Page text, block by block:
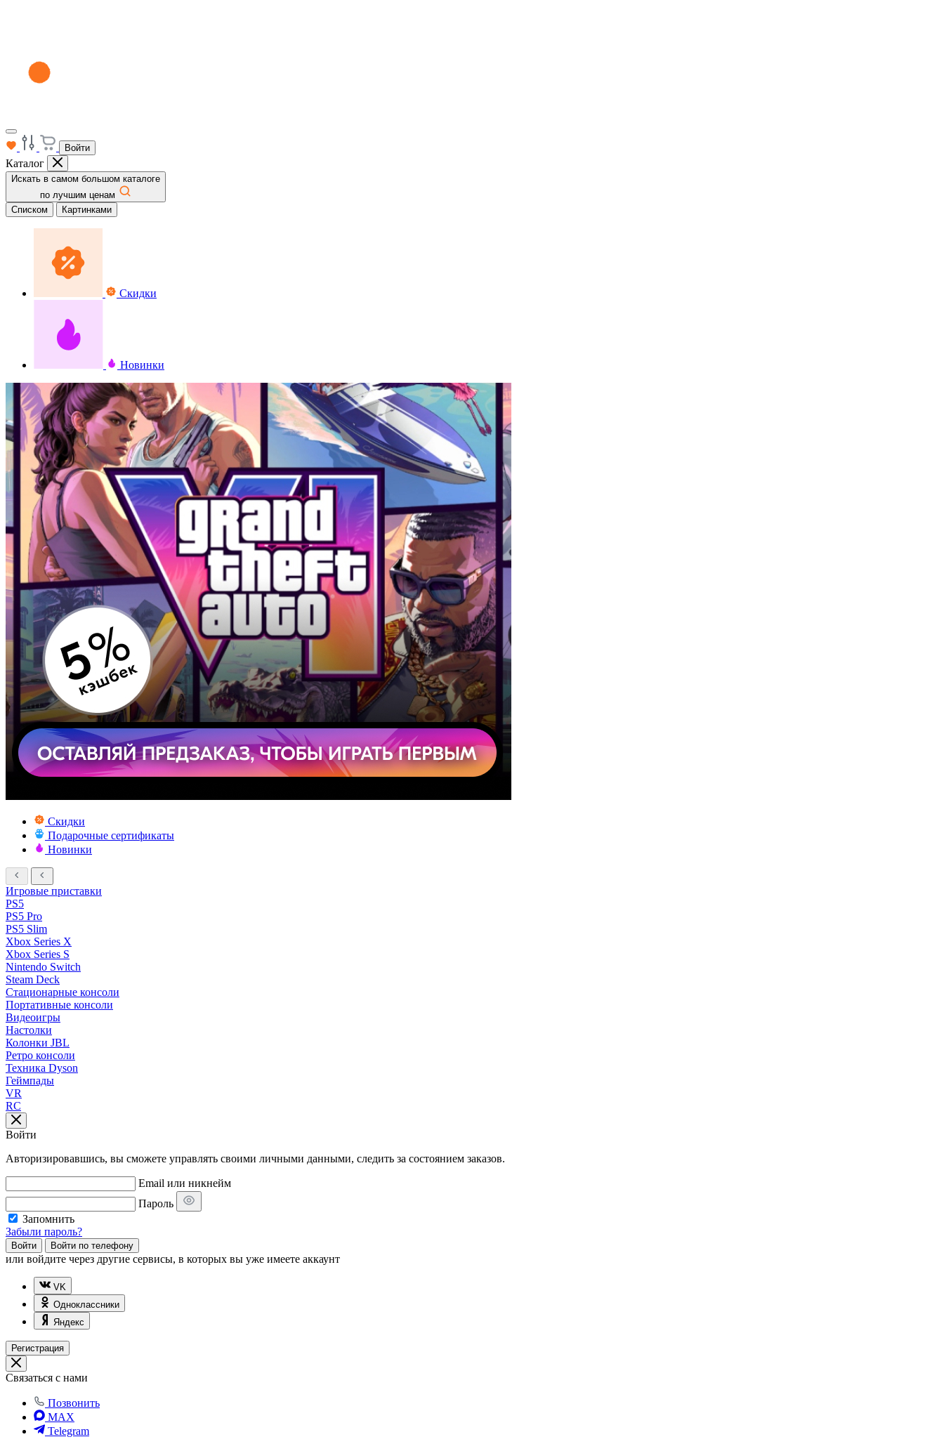
Войти
Каталог
Искать в самом большом каталоге
по лучшим ценам
Списком
Картинками
Скидки
Новинки
Скидки
Подарочные сертификаты
Новинки
Игровые приставки
PS5
PS5 Pro
PS5 Slim
Xbox Series X
Xbox Series S
Nintendo Switch
Steam Deck
Стационарные консоли
Портативные консоли
Видеоигры
Настолки
Колонки JBL
Ретро консоли
Техника Dyson
Геймпады
VR
RC
Войти
Авторизировавшись, вы сможете управлять своими личными данными, следить за состоянием заказов.
Email или никнейм
Пароль
Запомнить
Забыли пароль?
Войти Войти по телефону
или войдите через другие сервисы, в которых вы уже имеете аккаунт
VK
Одноклассники
Яндекс
Регистрация
Связаться с нами
Позвонить
MAX
Telegram